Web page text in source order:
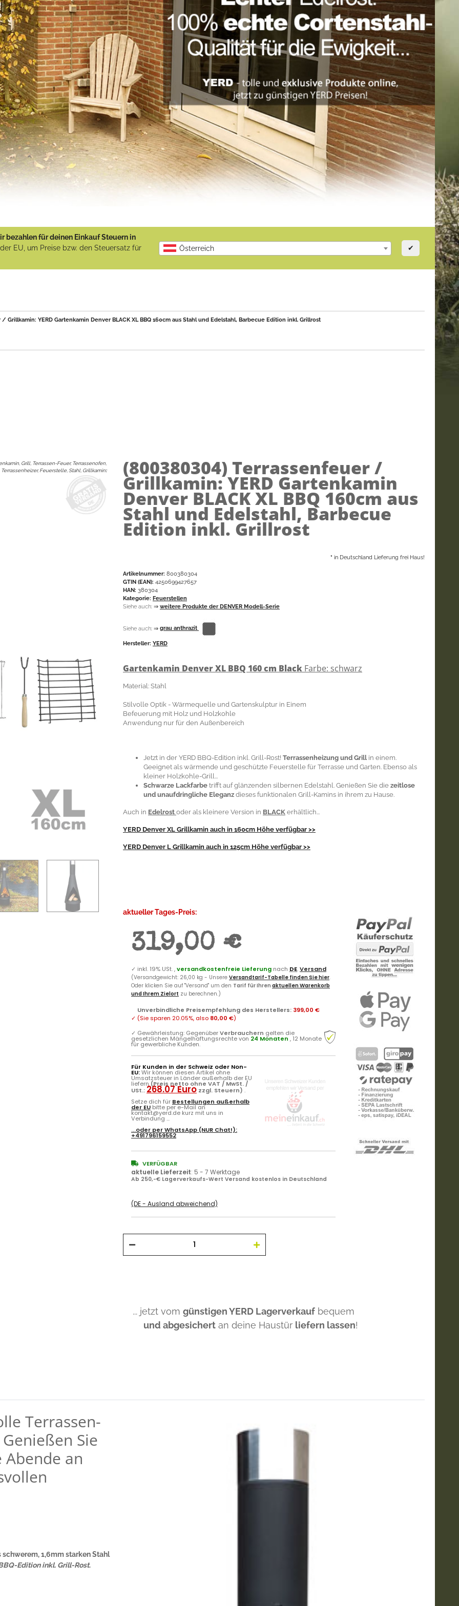
bezahlen für deinen Einkauf Steuern in
EU, um Preise bzw. den Steuersatz für
Österreich ✔
Grillkamin: YERD Gartenkamin Denver BLACK XL BBQ 160cm aus Stahl und Edelstahl, Barbecue Edition inkl. Grillrost
Grill, Terrassen-Feuer, Terrassenofen,
Terrassenheizer, Feuerstelle, Stahl, Grillkamin: (800380304) Terrassenfeuer /
Grillkamin: YERD Gartenkamin
Denver BLACK XL BBQ 160cm aus
Stahl und Edelstahl, Barbecue
Edition inkl. Grillrost
* in Deutschland Lieferung frei Haus!
Artikelnummer: 800380304
GTIN (EAN): 4250699427657
HAN: 380304
Kategorie: Feuerstellen
Siehe auch: ⇒ weitere Produkte der DENVER Modell-Serie
Siehe auch: ⇒ grau anthrazit
Hersteller: YERD
Gartenkamin Denver XL BBQ 160 cm Black Farbe: schwarz
Material: Stahl
Stilvolle Optik - Wärmequelle und Gartenskulptur in Einem
Befeuerung mit Holz und Holzkohle
Anwendung nur für den Außenbereich
Jetzt in der YERD BBQ-Edition inkl. Grill-Rost! Terrassenheizung und Grill in einem.
Geeignet als wärmende und geschützte Feuerstelle für Terrasse und Garten. Ebenso als
kleiner Holzkohle-Grill...
Schwarze Lackfarbe trifft auf glänzenden silbernen Edelstahl. Genießen Sie die zeitlose
und unaufdringliche Eleganz dieses funktionalen Grill-Kamins in ihrem zu Hause.
Auch in Edelrost oder als kleinere Version in BLACK erhältlich...
YERD Denver XL Grillkamin auch in 160cm Höhe verfügbar >>
YERD Denver L Grillkamin auch in 125cm Höhe verfügbar >>
aktueller Tages-Preis:
319,00 €
✓ inkl. 19% USt. ,versandkostenfreie Lieferung nach DE.Versand
(Versandgewicht: 26,00 kg - Unsere Versandtarif-Tabelle finden Sie hier.
Oder klicken Sie auf "Versand" um den Tarif für Ihren aktuellen Warenkorb
und Ihrem Zielort zu berechnen.)
Unverbindliche Preisempfehlung des Herstellers: 399,00 €
✓ (Sie sparen 20.05%, also 80,00 €)
✓ Gewährleistung: GegenüberVerbrauchern gelten die
gesetzlichen Mängelhaftungsrechte von 24 Monaten , 12 Monate
für gewerbliche Kunden.
Für Kunden in der Schweiz oder Non-
EU:Wir können diesen Artikel ohne
Umsatzsteuer in Länder außerhalb der EU
liefern (Preis netto ohne VAT / MwSt. /
USt.: 268.07 Euro zzgl. Steuern) .
Setze dich für Bestellungen außerhalb
der EU bitte per e-Mail an
kontakt@yerd.de kurz mit uns in
Verbindung ...
...oder perWhatsApp (NUR Chat!):
+491796159552
VERFÜGBAR
aktuelle Lieferzeit: 5 - 7 Werktage
Ab 250,-€ Lagerverkaufs-Wert Versand kostenlos in Deutschland
(DE - Ausland abweichend)
... jetzt vom günstigen YERD Lagerverkauf bequem
und abgesichert an deine Haustür liefern lassen!
Terrassen-
Sie
an
schwerem, 1,6mm starken Stahl
Edition inkl. Grill-Rost.